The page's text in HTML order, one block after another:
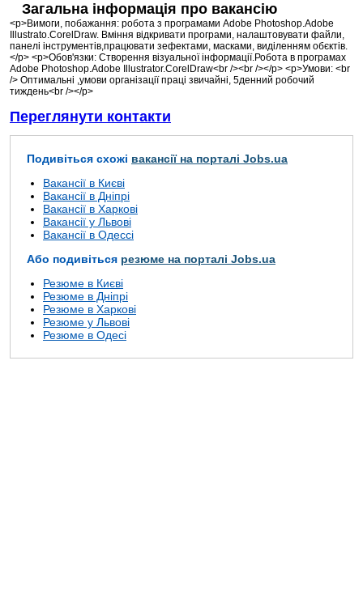
Загальна інформація про вакансію
<p>Вимоги, побажання: робота з програмами Adobe Photoshop.Adobe
Illustrato.CorelDraw. Вміння відкривати програми, налаштовувати файли,
панелі інструментів,працювати зефектами, масками, виділенням обєктів.
</p> <p>Обов'язки: Створення візуальної інформації.Робота в програмах
Adobe Photoshop.Adobe Illustrator.CorelDraw<br /><br /></p> <p>Умови: <br
/> Оптимальні ,умови організації праці звичайні, 5денний робочий
тиждень<br /></p>
Переглянути контакти
Подивіться схожі вакансії на порталі Jobs.ua
Вакансії в Києві
Вакансії в Дніпрі
Вакансії в Харкові
Вакансії у Львові
Вакансії в Одессі
Або подивіться резюме на порталі Jobs.ua
Резюме в Києві
Резюме в Дніпрі
Резюме в Харкові
Резюме у Львові
Резюме в Одесі